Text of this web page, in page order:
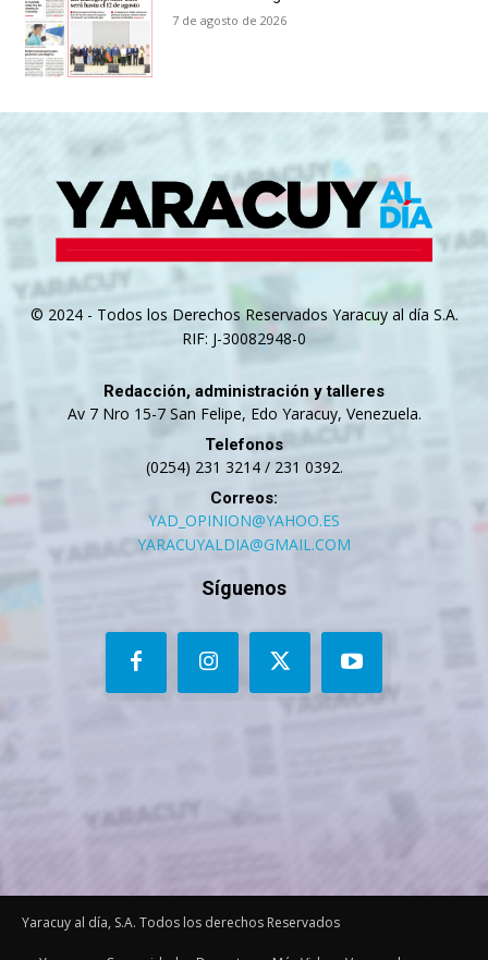
7 de agosto de 2026
© 2024 - Todos los Derechos Reservados Yaracuy al día S.A.
RIF: J-30082948-0
Redacción, administración y talleres
Av 7 Nro 15-7 San Felipe, Edo Yaracuy, Venezuela.
Telefonos
(0254) 231 3214 / 231 0392.
Correos:
YAD_OPINION@YAHOO.ES
YARACUYALDIA@GMAIL.COM
Síguenos
Yaracuy al día, S.A. Todos los derechos Reservados